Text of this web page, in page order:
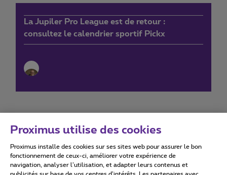
La Jupiler Pro League est de retour :
consultez le calendrier sportif Pickx
Conditions d'utilisation Accessibility statement
Proximus utilise des cookies
Proximus installe des cookies sur ses sites web pour assurer le bon
fonctionnement de ceux-ci, améliorer votre expérience de
navigation, analyser l’utilisation, et adapter leurs contenus et